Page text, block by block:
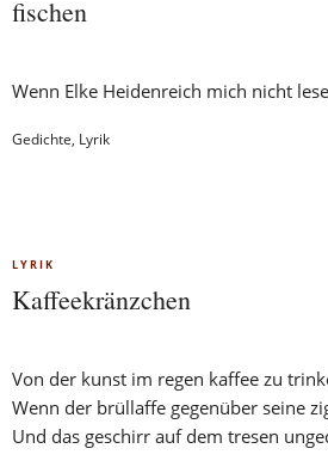
fischen
Wenn Elke Heidenreich mich nicht
Gedichte, Lyrik
LYRIK
Kaffeekränzchen
Von der kunst im regen kaffee zu
Wenn der brüllaffe gegenüber seine
Und das geschirr auf dem tresen